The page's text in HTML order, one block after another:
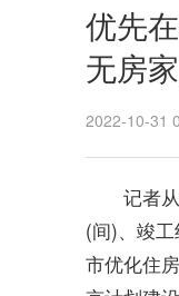
优先
无房
2022-10-31
记者
(间)、竣
市优化住